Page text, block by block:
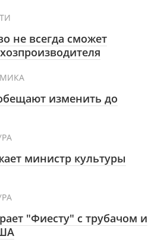
не всегда сможет
изменить до
министр культуры
"Фиесту" с трубачом и